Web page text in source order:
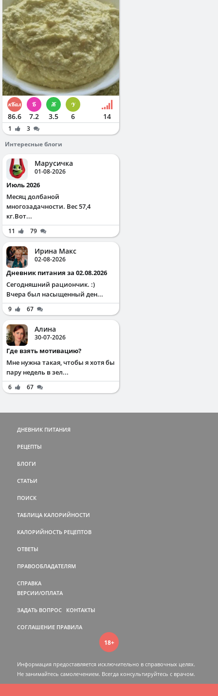
86.6 7.2 3.5 6 14
1
3
Интересные блоги
Марусичка
01-08-2026
Июль 2026
Месяц долбаной
многозадачности. Вес 57,4
кг.Вот...
11 79
Ирина Макс
02-08-2026
Дневник питания за 02.08.2026
Сегодняшний рациончик. :)
Вчера был насыщенный ден...
9 67
Алина
30-07-2026
Где взять мотивацию?
Мне нужна такая, чтобы я хотя бы
пару недель в зел...
6 67
ДНЕВНИК ПИТАНИЯ
РЕЦЕПТЫ
БЛОГИ
СТАТЬИ
ПОИСК
ТАБЛИЦА КАЛОРИЙНОСТИ
КАЛОРИЙНОСТЬ РЕЦЕПТОВ
ОТВЕТЫ
ПРАВООБЛАДАТЕЛЯМ
СПРАВКА
ВЕРСИИ/ОПЛАТА
ЗАДАТЬ ВОПРОС КОНТАКТЫ
СОГЛАШЕНИЕ ПРАВИЛА
18+
Информация предоставляется исключительно в справочных целях.
Не занимайтесь самолечением. Всегда консультируйтесь c врачом.